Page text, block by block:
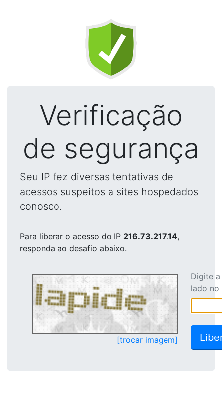
Verificação
de segurança
Seu IP fez diversas tentativas de
acessos suspeitos a sites hospedados
conosco.
Para liberar o acesso do IP 216.73.217.14,
responda ao desafio abaixo.
[trocar imagem]
Digite
lado no